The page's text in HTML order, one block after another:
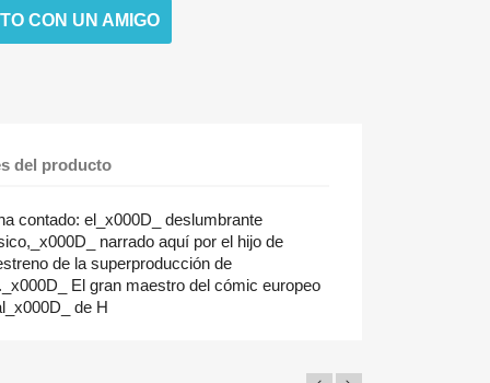
CON UN AMIGO
del producto
contado: el_x000D_ deslumbrante
narrado aquí por el hijo de
de la superproducción de
El gran maestro del cómic europeo
de H